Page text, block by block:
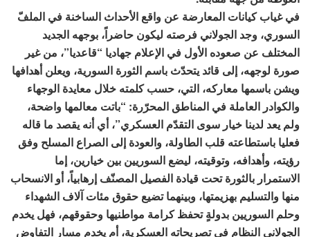
في غياب كيانات المعارضة عن واقع الأحداث الساخنة في الملفّ
السوري، وجد الجولاني فرصته ليكون حاضراً، بوجهه الجديد
المختلف عن صعوده الأول في الإعلام جهاديا “قاعديا”، من غير
صورة لوجهه، إلى قائد يتحدّث باسم الثورة السورية، ويعلن أهدافها
ويشن باسمها معاركه، التي، حسب كلمته خلال معايدة الوجهاء
والكوادر العاملة في المناطق المحرّرة: “باتت معالمها واضحة،
ولم يعد لدينا خيار سوى التقدّم العسكري”، أي أنه يقصد ما قاله
فعليا باستطاعته قلب الطاولة، والعودة إلى الصراع المسلح وفق
رؤيته، وأهدافه، وتوقيته، ليضع السوريين بين خيارين، إما
الاستمرار بالثورة تحت قيادة الفصيل المصنّف إرهابياً، أو الانسحاب
منها والتسليم بهزيمتها، وبينهما تضيع حقوق مئات آلاف الشهداء
وحلم السوريين بدولةٍ تحفظ كرامة مواطنيها وحقوقهم، فهل يخدم
الجولاني النظام في تصريحاته العسكرية، أم يخدم مسار التفاوض